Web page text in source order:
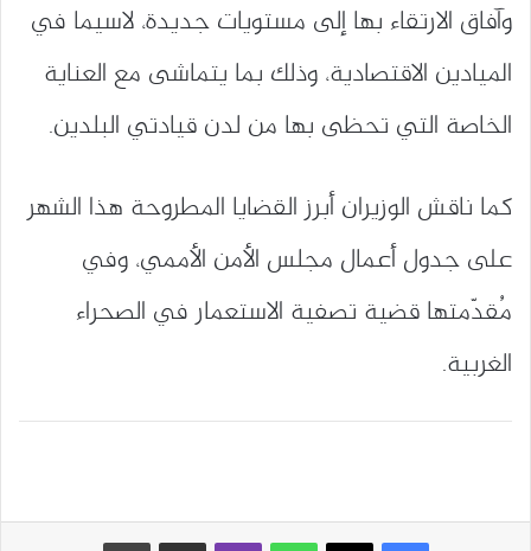
وآفاق الارتقاء بها إلى مستويات جديدة، لاسيما في
الميادين الاقتصادية، وذلك بما يتماشى مع العناية
الخاصة التي تحظى بها من لدن قيادتي البلدين.
كما ناقش الوزيران أبرز القضايا المطروحة هذا الشهر
على جدول أعمال مجلس الأمن الأممي، وفي
مُقدّمتها قضية تصفية الاستعمار في الصحراء
الغربية.
واتساب مشاركة عبر البريد